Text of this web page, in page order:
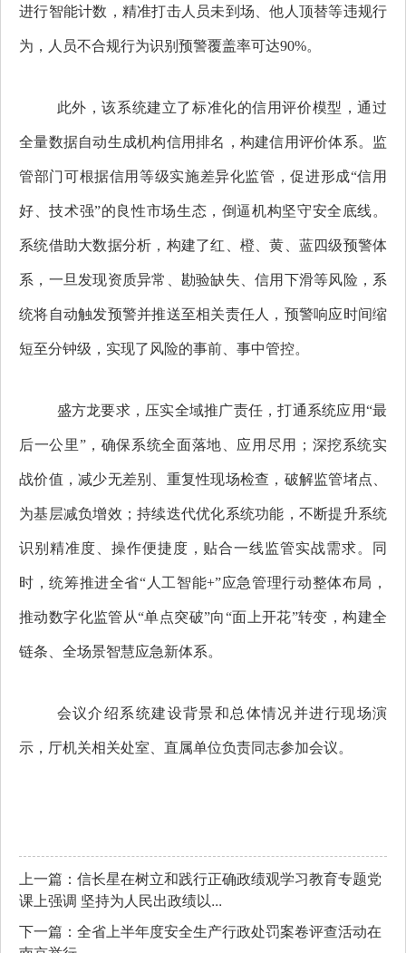
进行智能计数，精准打击人员未到场、他人顶替等违规行
为，人员不合规行为识别预警覆盖率可达90%。
此外，该系统建立了标准化的信用评价模型，通过
全量数据自动生成机构信用排名，构建信用评价体系。监
管部门可根据信用等级实施差异化监管，促进形成“信用
好、技术强”的良性市场生态，倒逼机构坚守安全底线。
系统借助大数据分析，构建了红、橙、黄、蓝四级预警体
系，一旦发现资质异常、勘验缺失、信用下滑等风险，系
统将自动触发预警并推送至相关责任人，预警响应时间缩
短至分钟级，实现了风险的事前、事中管控。
盛方龙要求，压实全域推广责任，打通系统应用“最
后一公里”，确保系统全面落地、应用尽用；深挖系统实
战价值，减少无差别、重复性现场检查，破解监管堵点、
为基层减负增效；持续迭代优化系统功能，不断提升系统
识别精准度、操作便捷度，贴合一线监管实战需求。同
时，统筹推进全省“人工智能+”应急管理行动整体布局，
推动数字化监管从“单点突破”向“面上开花”转变，构建全
链条、全场景智慧应急新体系。
会议介绍系统建设背景和总体情况并进行现场演
示，厅机关相关处室、直属单位负责同志参加会议。
上一篇：信长星在树立和践行正确政绩观学习教育专题党
课上强调 坚持为人民出政绩以...
下一篇：全省上半年度安全生产行政处罚案卷评查活动在